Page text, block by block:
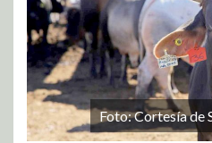
Foto: Cortesía de